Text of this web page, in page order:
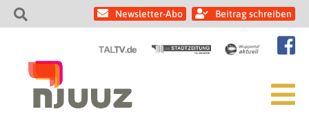
Newsletter-Abo Beitrag schreiben